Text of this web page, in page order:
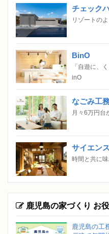
チェック
リゾートの
BinO
「自遊に、
inO
なごみ工
月々6万円台
サイエン
時間と共に
鹿児島の家づくり お
鹿児島の工